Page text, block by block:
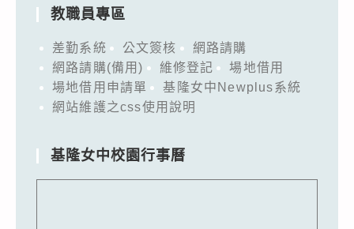
教職員專區
差勤系統 公文簽核
網路請購
網路請購(備用)
維修登記
場地借用
場地借用申請單
基隆女中Newplus系統
網站維護之css使用說明
基隆女中校園行事曆